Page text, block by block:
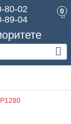
80-02
89-04
0